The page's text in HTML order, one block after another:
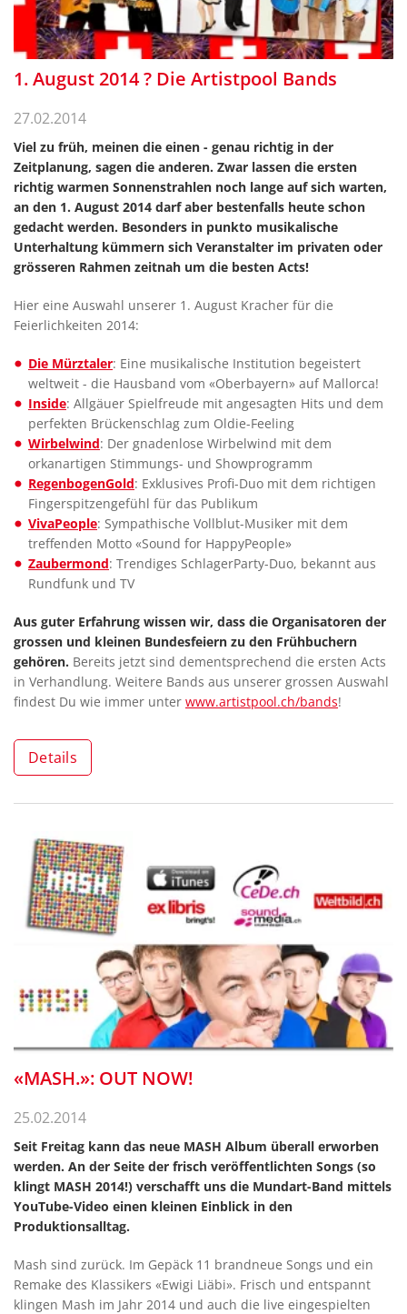
1. August 2014 ? Die Artistpool Bands
27.02.2014
Viel zu früh, meinen die einen - genau richtig in der
Zeitplanung, sagen die anderen. Zwar lassen die ersten
richtig warmen Sonnenstrahlen noch lange auf sich warten,
an den 1. August 2014 darf aber bestenfalls heute schon
gedacht werden. Besonders in punkto musikalische
Unterhaltung kümmern sich Veranstalter im privaten oder
grösseren Rahmen zeitnah um die besten Acts!
Hier eine Auswahl unserer 1. August Kracher für die
Feierlichkeiten 2014:
Die Mürztaler: Eine musikalische Institution begeistert
weltweit - die Hausband vom «Oberbayern» auf Mallorca!
Inside: Allgäuer Spielfreude mit angesagten Hits und dem
perfekten Brückenschlag zum Oldie-Feeling
Wirbelwind: Der gnadenlose Wirbelwind mit dem
orkanartigen Stimmungs- und Showprogramm
RegenbogenGold: Exklusives Profi-Duo mit dem richtigen
Fingerspitzengefühl für das Publikum
VivaPeople: Sympathische Vollblut-Musiker mit dem
treffenden Motto «Sound for HappyPeople»
Zaubermond: Trendiges SchlagerParty-Duo, bekannt aus
Rundfunk und TV
Aus guter Erfahrung wissen wir, dass die Organisatoren der
grossen und kleinen Bundesfeiern zu den Frühbuchern
gehören. Bereits jetzt sind dementsprechend die ersten Acts
in Verhandlung. Weitere Bands aus unserer grossen Auswahl
findest Du wie immer unter www.artistpool.ch/bands!
Details
«MASH.»: OUT NOW!
25.02.2014
Seit Freitag kann das neue MASH Album überall erworben
werden. An der Seite der frisch veröffentlichten Songs (so
klingt MASH 2014!) verschafft uns die Mundart-Band mittels
YouTube-Video einen kleinen Einblick in den
Produktionsalltag.
Mash sind zurück. Im Gepäck 11 brandneue Songs und ein
Remake des Klassikers «Ewigi Liäbi». Frisch und entspannt
klingen Mash im Jahr 2014 und auch die live eingespielten